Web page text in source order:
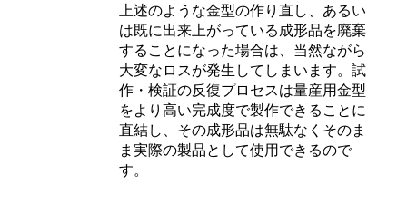
上述のような金型の作り直し、あるい
は既に出来上がっている成形品を廃棄
することになった場合は、当然ながら
大変なロスが発生してしまいます。試
作・検証の反復プロセスは量産用金型
をより高い完成度で製作できることに
直結し、その成形品は無駄なくそのま
ま実際の製品として使用できるので
す。